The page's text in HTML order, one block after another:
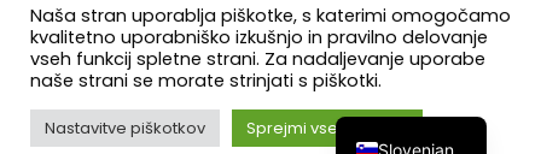
Izdelava in oblikovanje:Bališ.marketing
Naša stran uporablja piškotke, s katerimi omogočamo
kvalitetno uporabniško izkušnjo in pravilno delovanje
vseh funkcij spletne strani. Za nadaljevanje uporabe
naše strani se morate strinjati s piškotki.
Nastavitve piškotkov Sprejmi vse piškotke
Slovenian